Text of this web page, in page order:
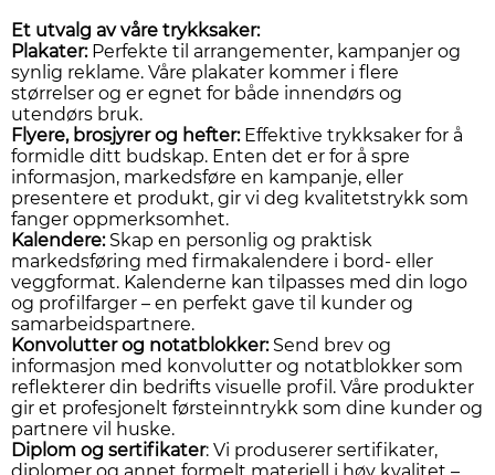
Et utvalg av våre trykksaker:
Plakater:Perfekte til arrangementer, kampanjer og
synlig reklame. Våre plakater kommer i flere
størrelser og er egnet for både innendørs og
utendørs bruk.
Flyere, brosjyrer og hefter:Effektive trykksaker for å
formidle ditt budskap. Enten det er for å spre
informasjon, markedsføre en kampanje, eller
presentere et produkt, gir vi deg kvalitetstrykk som
fanger oppmerksomhet.
Kalendere:Skap en personlig og praktisk
markedsføring med firmakalendere i bord- eller
veggformat. Kalenderne kan tilpasses med din logo
og profilfarger – en perfekt gave til kunder og
samarbeidspartnere.
Konvolutter og notatblokker:Send brev og
informasjon med konvolutter og notatblokker som
reflekterer din bedrifts visuelle profil. Våre produkter
gir et profesjonelt førsteinntrykk som dine kunder og
partnere vil huske.
Diplom og sertifikater: Vi produserer sertifikater,